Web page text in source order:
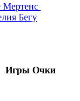
Мертенс
Бегу
Игры Очки